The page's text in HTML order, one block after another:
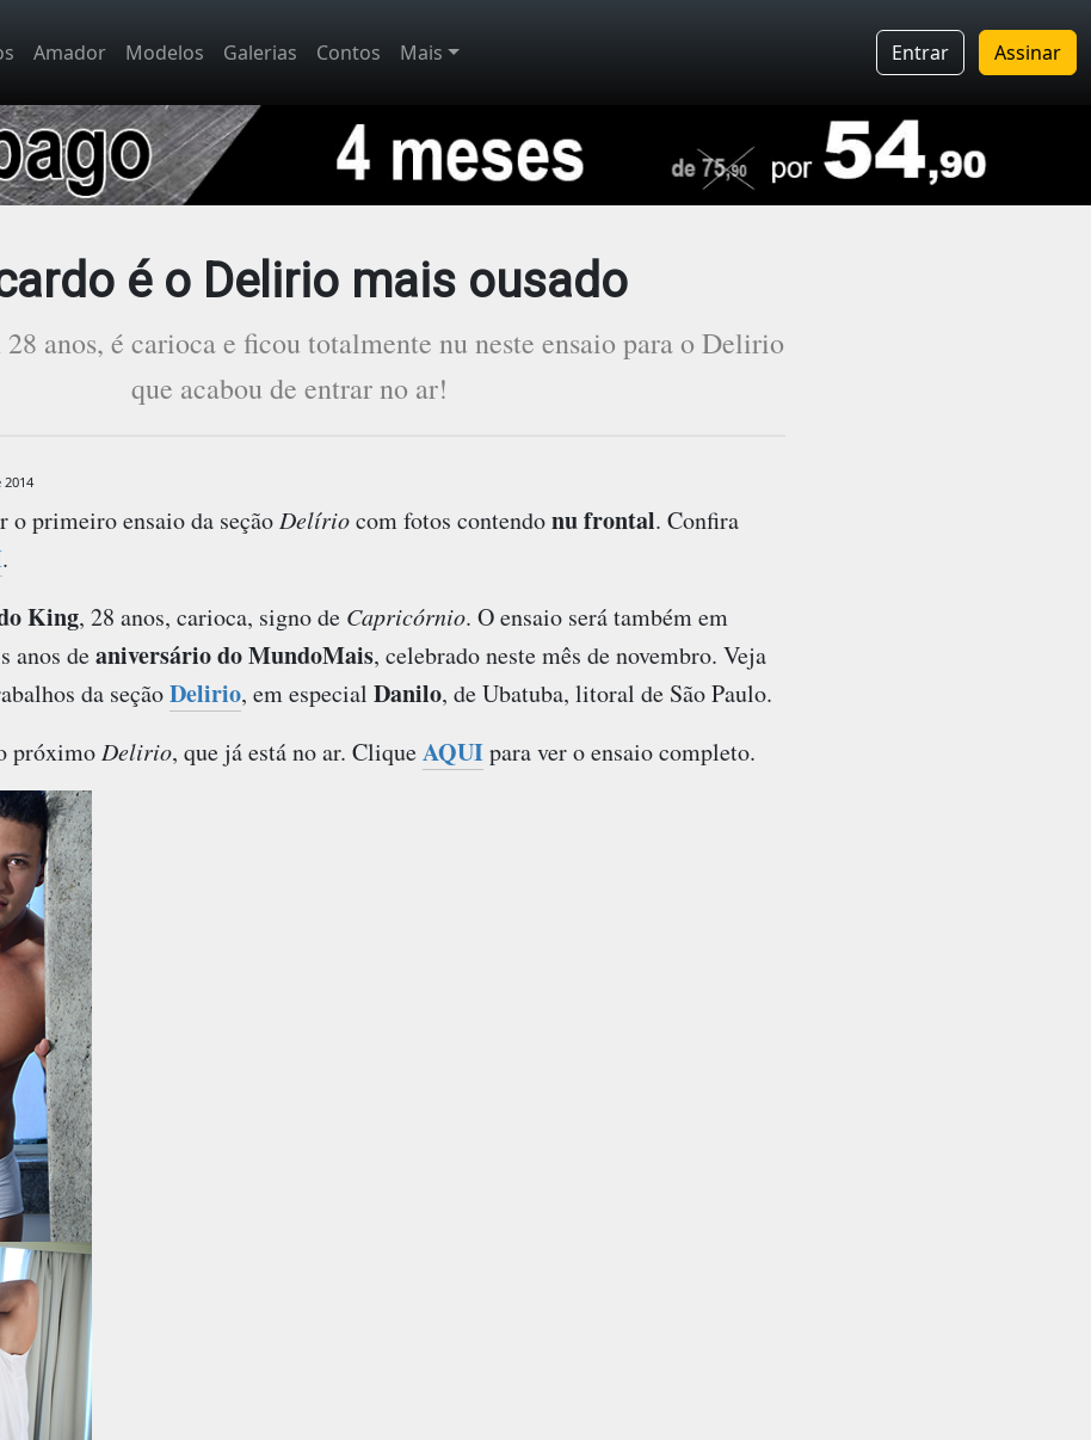
Amador Modelos Galerias Contos Mais Entrar Assinar
é o Delirio mais ousado
anos, é carioca e ficou totalmente nu neste ensaio para o Delirio
que acabou de entrar no ar!
o primeiro ensaio da seção Delíriocom fotos contendonu frontal. Confira
.
King, 28 anos, carioca, signo de Capricórnio. O ensaio será também em
anos deaniversário do MundoMais, celebrado neste mês de novembro. Veja
da seçãoDelirio, em especial Danilo, de Ubatuba, litoral de São Paulo.
próximo Delirio, que já está no ar. CliqueAQUIpara ver o ensaio completo.